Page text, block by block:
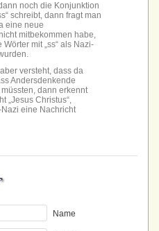
noch die Konjunktion
schreibt, dann fragt man
eine neue
mitbekommen habe,
mit „ss“ als Nazi-
versteht, dass da
Andersdenkende
müssten, dann erkennt
„Jesus Christus“,
eine Nachricht
Name